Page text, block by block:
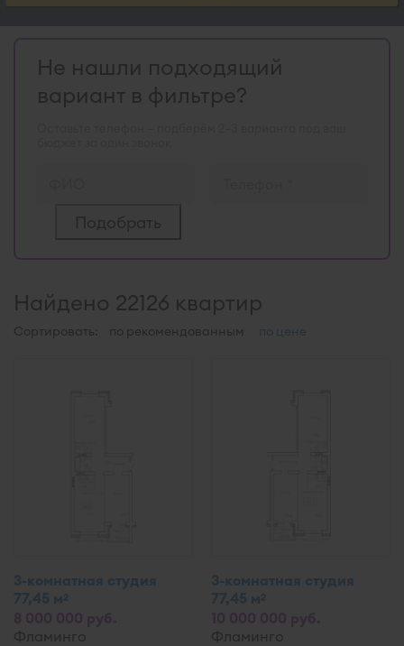
Не нашли подходящий
вариант в фильтре?
Найдено 22126 квартир
Сортировать: по рекомендованным по цене
3-комнатная студия
77,45 м2
Фламинго
3-комнатная студия
77,45 м2
Фламинго